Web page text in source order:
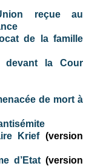
reçue au
de la famille
devant la Cour
de mort à
Krief(version
d’Etat (version